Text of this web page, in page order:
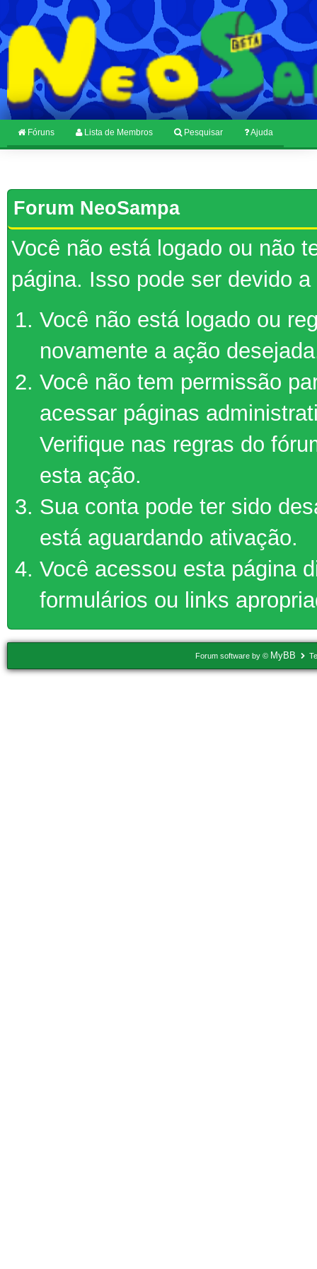
Fóruns Lista de Membros Pesquisar Ajuda
Forum NeoSampa
Você não está logado ou não
página. Isso pode ser devido
Você não está logado ou
novamente a ação
Você não tem permissão
acessar páginas
Verifique nas regras do
esta ação.
Sua conta pode ter sido
está aguardando ativação.
Você acessou esta página
formulários ou links
Forum software by © MyBB